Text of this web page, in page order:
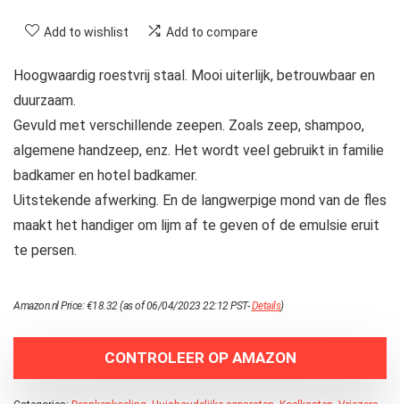
Add to wishlist Add to compare
Hoogwaardig roestvrij staal. Mooi uiterlijk, betrouwbaar en
duurzaam.
Gevuld met verschillende zeepen. Zoals zeep, shampoo,
algemene handzeep, enz. Het wordt veel gebruikt in familie
badkamer en hotel badkamer.
Uitstekende afwerking. En de langwerpige mond van de fles
maakt het handiger om lijm af te geven of de emulsie eruit
te persen.
Amazon.nl Price:€18.32 (as of 06/04/2023 22:12 PST-Details)
CONTROLEER OP AMAZON